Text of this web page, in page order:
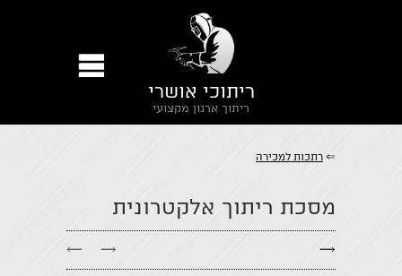
ריתוכי אושרי
ריתוך ארגון מקצועי
⇐ רתכות למכירה
מסכת ריתוך אלקטרונית
→
→
←